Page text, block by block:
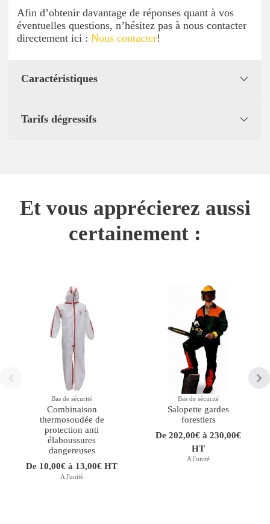
Afin d’obtenir davantage de réponses quant à vos
éventuelles questions, n’hésitez pas à nous contacter
directement ici : Nous contacter!
Caractéristiques
Tarifs dégressifs
Et vous apprécierez aussi
certainement :
Bas de sécurité
Combinaison
thermosoudée de
protection anti
élaboussures
dangereuses
De 10,00€ à 13,00€ HT
A l'unité
Bas de sécurité
Salopette gardes
forestiers
De 202,00€ à 230,00€
HT
A l'unité